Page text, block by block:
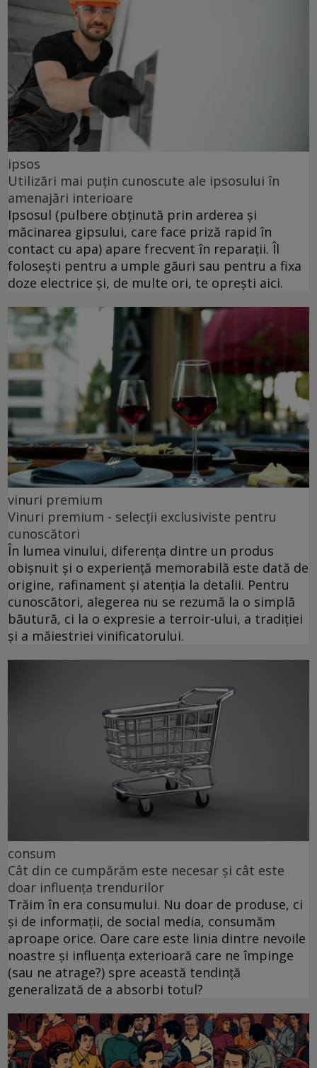
ipsos
Utilizări mai puțin cunoscute ale ipsosului în
amenajări interioare
Ipsosul (pulbere obținută prin arderea și
măcinarea gipsului, care face priză rapid în
contact cu apa) apare frecvent în reparații. Îl
folosești pentru a umple găuri sau pentru a fixa
doze electrice și, de multe ori, te oprești aici.
vinuri premium
Vinuri premium - selecții exclusiviste pentru
cunoscători
În lumea vinului, diferența dintre un produs
obișnuit și o experiență memorabilă este dată de
origine, rafinament și atenția la detalii. Pentru
cunoscători, alegerea nu se rezumă la o simplă
băutură, ci la o expresie a terroir-ului, a tradiției
și a măiestriei vinificatorului.
consum
Cât din ce cumpărăm este necesar și cât este
doar influența trendurilor
Trăim în era consumului. Nu doar de produse, ci
și de informații, de social media, consumăm
aproape orice. Oare care este linia dintre nevoile
noastre și influența exterioară care ne împinge
(sau ne atrage?) spre această tendință
generalizată de a absorbi totul?